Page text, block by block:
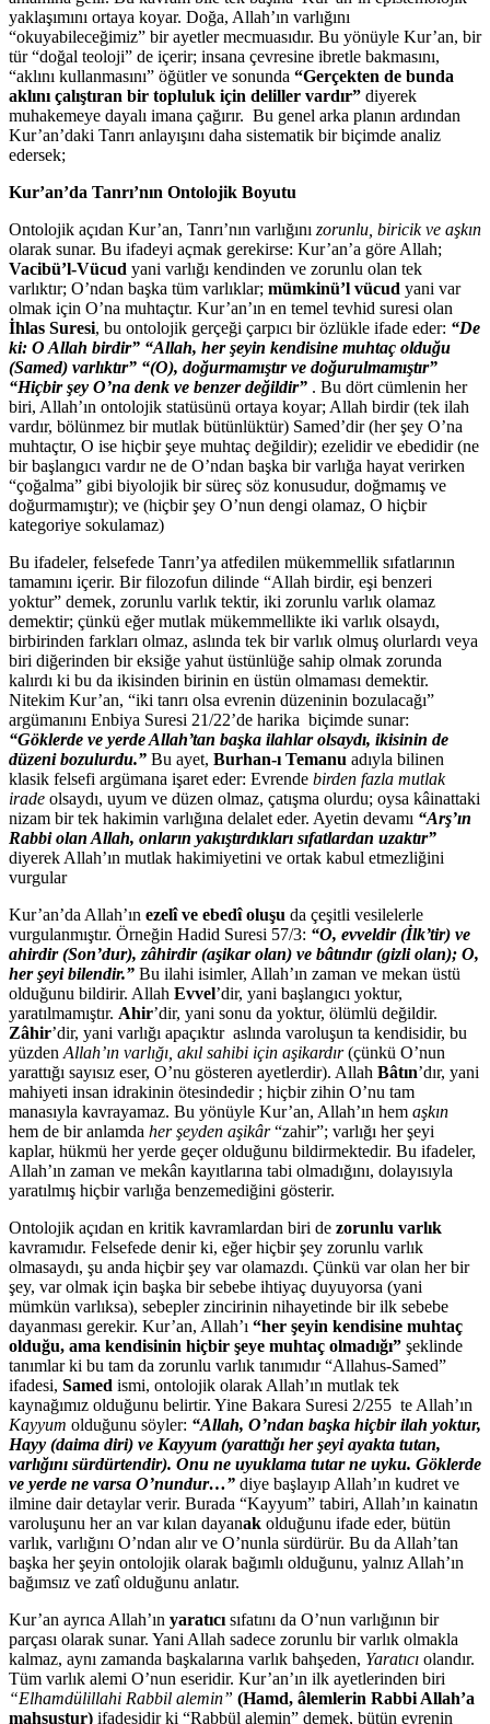
yaklaşımını ortaya koyar. Doğa, Allah’ın varlığını
“okuyabileceğimiz” bir ayetler mecmuasıdır. Bu yönüyle Kur’an, bir
tür “doğal teoloji” de içerir; insana çevresine ibretle bakmasını,
“aklını kullanmasını” öğütler ve sonunda “Gerçekten de bunda
aklını çalıştıran bir topluluk için deliller vardır” diyerek
muhakemeye dayalı imana çağırır. Bu genel arka planın ardından
Kur’an’daki Tanrı anlayışını daha sistematik bir biçimde analiz
edersek;
Kur’an’da Tanrı’nın Ontolojik Boyutu
Ontolojik açıdan Kur’an, Tanrı’nın varlığını zorunlu, biricik ve aşkın
olarak sunar. Bu ifadeyi açmak gerekirse: Kur’an’a göre Allah;
Vacibü’l-Vücud yani varlığı kendinden ve zorunlu olan tek
varlıktır; O’ndan başka tüm varlıklar; mümkinü’l vücud yani var
olmak için O’na muhtaçtır. Kur’an’ın en temel tevhid suresi olan
İhlas Suresi, bu ontolojik gerçeği çarpıcı bir özlükle ifade eder: “De
ki: O Allah birdir” “Allah, her şeyin kendisine muhtaç olduğu
(Samed) varlıktır” “(O), doğurmamıştır ve doğurulmamıştır”
“Hiçbir şey O’na denk ve benzer değildir” . Bu dört cümlenin her
biri, Allah’ın ontolojik statüsünü ortaya koyar; Allah birdir (tek ilah
vardır, bölünmez bir mutlak bütünlüktür) Samed’dir (her şey O’na
muhtaçtır, O ise hiçbir şeye muhtaç değildir); ezelidir ve ebedidir (ne
bir başlangıcı vardır ne de O’ndan başka bir varlığa hayat verirken
“çoğalma” gibi biyolojik bir süreç söz konusudur, doğmamış ve
doğurmamıştır); ve (hiçbir şey O’nun dengi olamaz, O hiçbir
kategoriye sokulamaz)
Bu ifadeler, felsefede Tanrı’ya atfedilen mükemmellik sıfatlarının
tamamını içerir. Bir filozofun dilinde “Allah birdir, eşi benzeri
yoktur” demek, zorunlu varlık tektir, iki zorunlu varlık olamaz
demektir; çünkü eğer mutlak mükemmellikte iki varlık olsaydı,
birbirinden farkları olmaz, aslında tek bir varlık olmuş olurlardı veya
biri diğerinden bir eksiğe yahut üstünlüğe sahip olmak zorunda
kalırdı ki bu da ikisinden birinin en üstün olmaması demektir.
Nitekim Kur’an, “iki tanrı olsa evrenin düzeninin bozulacağı”
argümanını Enbiya Suresi 21/22’de harika biçimde sunar:
“Göklerde ve yerde Allah’tan başka ilahlar olsaydı, ikisinin de
düzeni bozulurdu.” Bu ayet, Burhan-ı Temanu adıyla bilinen
klasik felsefi argümana işaret eder: Evrende birden fazla mutlak
irade olsaydı, uyum ve düzen olmaz, çatışma olurdu; oysa kâinattaki
nizam bir tek hakimin varlığına delalet eder. Ayetin devamı “Arş’ın
Rabbi olan Allah, onların yakıştırdıkları sıfatlardan uzaktır”
diyerek Allah’ın mutlak hakimiyetini ve ortak kabul etmezliğini
vurgular
Kur’an’da Allah’ın ezelî ve ebedî oluşu da çeşitli vesilelerle
vurgulanmıştır. Örneğin Hadid Suresi 57/3: “O, evveldir (İlk’tir) ve
ahirdir (Son’dur), zâhirdir (aşikar olan) ve bâtındır (gizli olan); O,
her şeyi bilendir.” Bu ilahi isimler, Allah’ın zaman ve mekan üstü
olduğunu bildirir. Allah Evvel’dir, yani başlangıcı yoktur,
yaratılmamıştır. Ahir’dir, yani sonu da yoktur, ölümlü değildir.
Zâhir’dir, yani varlığı apaçıktır aslında varoluşun ta kendisidir, bu
yüzden Allah’ın varlığı, akıl sahibi için aşikardır(çünkü O’nun
yarattığı sayısız eser, O’nu gösteren ayetlerdir). Allah Bâtın’dır, yani
mahiyeti insan idrakinin ötesindedir ; hiçbir zihin O’nu tam
manasıyla kavrayamaz. Bu yönüyle Kur’an, Allah’ın hem aşkın
hem de bir anlamda her şeyden aşikâr“zahir”; varlığı her şeyi
kaplar, hükmü her yerde geçer olduğunu bildirmektedir. Bu ifadeler,
Allah’ın zaman ve mekân kayıtlarına tabi olmadığını, dolayısıyla
yaratılmış hiçbir varlığa benzemediğini gösterir.
Ontolojik açıdan en kritik kavramlardan biri de zorunlu varlık
kavramıdır. Felsefede denir ki, eğer hiçbir şey zorunlu varlık
olmasaydı, şu anda hiçbir şey var olamazdı. Çünkü var olan her bir
şey, var olmak için başka bir sebebe ihtiyaç duyuyorsa (yani
mümkün varlıksa), sebepler zincirinin nihayetinde bir ilk sebebe
dayanması gerekir. Kur’an, Allah’ı “her şeyin kendisine muhtaç
olduğu, ama kendisinin hiçbir şeye muhtaç olmadığı” şeklinde
tanımlar ki bu tam da zorunlu varlık tanımıdır “Allahus-Samed”
ifadesi, Samed ismi, ontolojik olarak Allah’ın mutlak tek
kaynağımız olduğunu belirtir. Yine Bakara Suresi 2/255 te Allah’ın
Kayyum olduğunu söyler: “Allah, O’ndan başka hiçbir ilah yoktur,
Hayy (daima diri) ve Kayyum (yarattığı her şeyi ayakta tutan,
varlığını sürdürtendir). Onu ne uyuklama tutar ne uyku. Göklerde
ve yerde ne varsa O’nundur…” diye başlayıp Allah’ın kudret ve
ilmine dair detaylar verir. Burada “Kayyum” tabiri, Allah’ın kainatın
varoluşunu her an var kılan dayanak olduğunu ifade eder, bütün
varlık, varlığını O’ndan alır ve O’nunla sürdürür. Bu da Allah’tan
başka her şeyin ontolojik olarak bağımlı olduğunu, yalnız Allah’ın
bağımsız ve zatî olduğunu anlatır.
Kur’an ayrıca Allah’ın yaratıcı sıfatını da O’nun varlığının bir
parçası olarak sunar. Yani Allah sadece zorunlu bir varlık olmakla
kalmaz, aynı zamanda başkalarına varlık bahşeden, Yaratıcı olandır.
Tüm varlık alemi O’nun eseridir. Kur’an’ın ilk ayetlerinden biri
“Elhamdülillahi Rabbil alemin” (Hamd, âlemlerin Rabbi Allah’a
mahsustur) ifadesidir ki “Rabbül alemin” demek, bütün evrenin